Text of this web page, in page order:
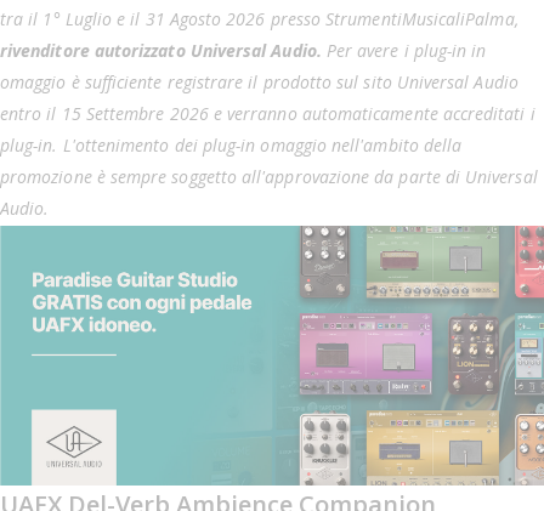
tra il 1° Luglio e il 31 Agosto 2026 presso StrumentiMusicaliPalma,
rivenditore autorizzato Universal Audio. Per avere i plug-in in
omaggio è sufficiente registrare il prodotto sul sito Universal Audio
entro il 15 Settembre 2026 e verranno automaticamente accreditati i
plug-in. L'ottenimento dei plug-in omaggio nell'ambito della
promozione è sempre soggetto all'approvazione da parte di Universal
Audio.